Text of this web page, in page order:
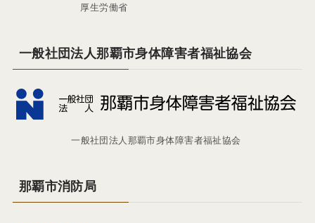
厚生労働省
一般社団法人那覇市身体障害者福祉協会
一般社団法人那覇市身体障害者福祉協会
那覇市消防局